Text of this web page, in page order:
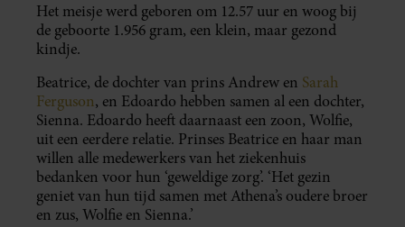
Het meisje werd geboren om 12.57 uur en woog bij
de geboorte 1.956 gram, een klein, maar gezond
kindje.
Beatrice, de dochter van prins Andrew en Sarah
Ferguson, en Edoardo hebben samen al een dochter,
Sienna. Edoardo heeft daarnaast een zoon, Wolfie,
uit een eerdere relatie. Prinses Beatrice en haar man
willen alle medewerkers van het ziekenhuis
bedanken voor hun ‘geweldige zorg’. ‘Het gezin
geniet van hun tijd samen met Athena’s oudere broer
en zus, Wolfie en Sienna.’